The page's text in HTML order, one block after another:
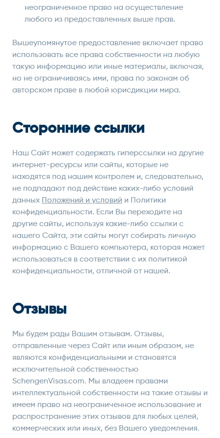
неограниченное право на осуществление
любого из предоставленных выше прав.
Вышеупомянутое предоставление включает право
использовать все права собственности на любую
такую ​​информацию или иные материалы, включая,
но не ограничиваясь ими, права по законам об
авторском праве в любой юрисдикции мира.
Сторонние ссылки
Наш Сайт может содержать гиперссылки на другие
интернет-ресурсы или сайты, которые не
находятся под нашим контролем и, следовательно,
не подпадают под действие каких-либо условий
данных
Положений и условий и Политики
конфиденциальности. Если Вы переходите на
другие сайты, используя какие-либо ссылки с
нашего Сайта, эти сайты могут собирать личную
информацию с Вашего компьютера, которая может
использоваться в соответствии с их политикой
конфиденциальности, отличной от нашей.
Отзывы
Мы будем рады Вашим отзывам. Отзывы,
отправленные через Сайт или иным образом, не
являются конфиденциальными и становятся
исключительной собственностью
SchengenVisas.com. Мы владеем правами
интеллектуальной собственности на такие отзывы и
имеем право на неограниченное использование и
распространение этих отзывов для любых целей,
коммерческих или иных, без Вашего уведомления.